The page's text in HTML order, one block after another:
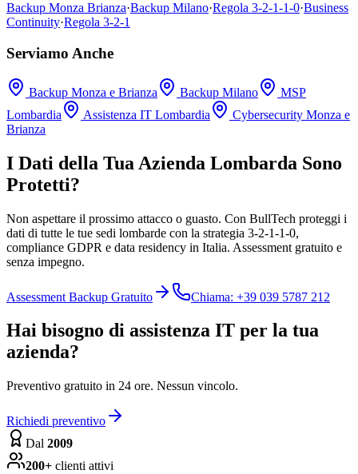
Backup Monza Brianza·Backup Milano·Regola 3-2-1-1-0·Business
Continuity·Regola 3-2-1
Serviamo Anche
Backup Monza e Brianza Backup Milano
MSP
Lombardia
Assistenza IT Lombardia
Cybersecurity Monza e
Brianza
I Dati della Tua Azienda Lombarda Sono
Protetti?
Non aspettare il prossimo attacco o guasto. Con BullTech proteggi i
dati di tutte le tue sedi lombarde con la strategia 3-2-1-1-0,
compliance GDPR e data residency in Italia. Assessment gratuito e
senza impegno.
Assessment Backup Gratuito Chiama: +39 039 5787 212
Hai bisogno di assistenza IT per la tua
azienda?
Preventivo gratuito in 24 ore. Nessun vincolo.
Richiedi preventivo
Dal 2009
200+ clienti attivi